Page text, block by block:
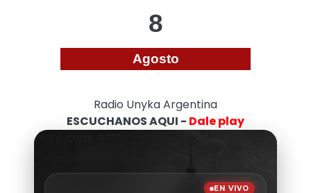
8
Agosto
Radio Unyka Argentina
ESCUCHANOS AQUI - Dale play